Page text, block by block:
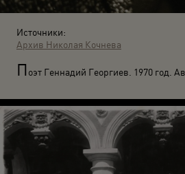
Источники:
Архив Николая Кочнева
Поэт Геннадий Георгиев. 1970 год.